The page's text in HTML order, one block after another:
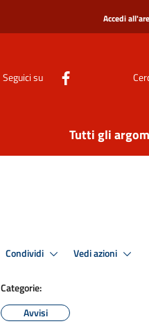
Accedi
Seguici su
Tutti gli
Condividi Vedi azioni
Categorie:
Avvisi